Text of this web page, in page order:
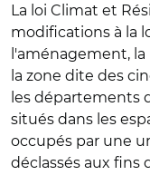
La loi Climat et
modifications à la
l'aménagement,
la zone dite des
les départements
situés dans les
occupés par une
déclassés aux fins